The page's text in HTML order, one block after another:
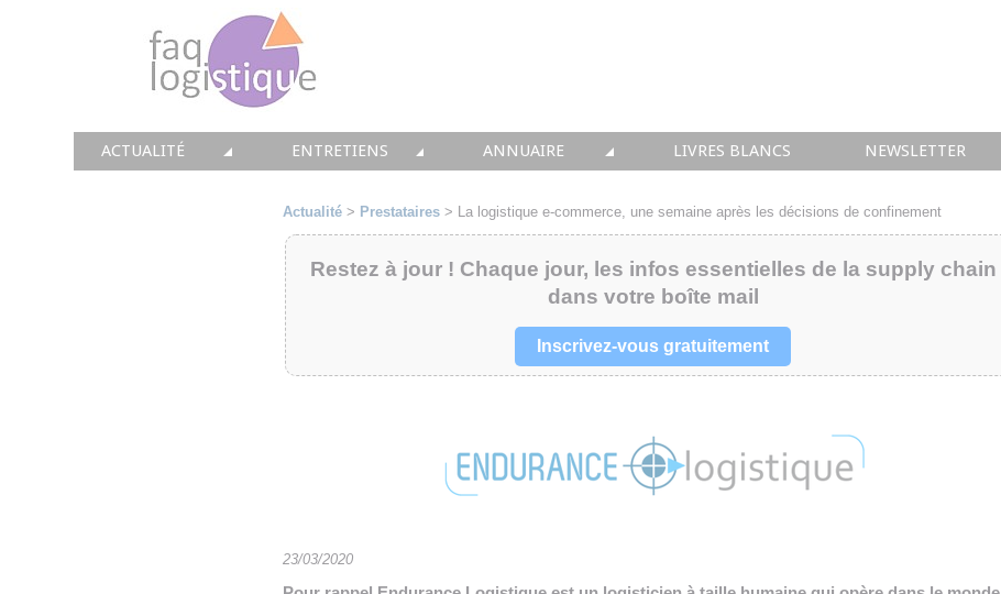
ACTUALITÉ ENTRETIENS
LES PAROLES D'EXPERT
TOUTES LES INTERVIEWS
👉 PRENDRE LA PAROLE
ANNUAIRE
• SOLUTIONS
• INTEGRATION
• IMMOBILIER
LIVRES BLANCS NEWSLETTER
Actualité > Prestataires > La logistique e-commerce, une semaine après les décisions de confinement
Restez à jour ! Chaque jour, les infos essentielles de la supply chain
dans votre boîte mail
Inscrivez-vous gratuitement
23/03/2020